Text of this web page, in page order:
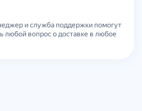
и служба поддержки помогут
любой вопрос о доставке в любое